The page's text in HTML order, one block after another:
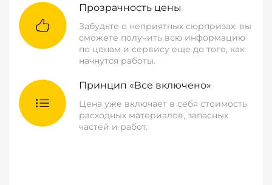
Прозрачность цены
Забудьте о неприятных сюрпризах: вы
сможете получить всю информацию
по ценам и сервису еще до того, как
начнутся работы.
Принцип «Все включено»
Цена уже включает в себя стоимость
расходных материалов, запасных
частей и работ.